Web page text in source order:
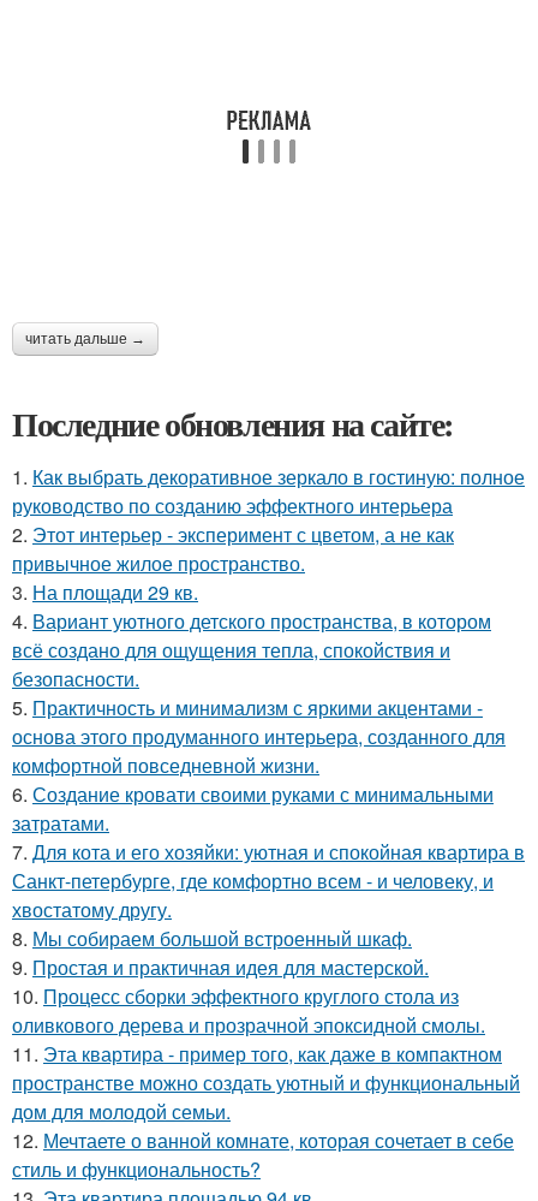
читать дальше →
Последние обновления на сайте:
1. Как выбрать декоративное зеркало в гостиную: полное
руководство по созданию эффектного интерьера
2. Этот интерьер - эксперимент с цветом, а не как
привычное жилое пространство.
3. На площади 29 кв.
4. Вариант уютного детского пространства, в котором
всё создано для ощущения тепла, спокойствия и
безопасности.
5. Практичность и минимализм с яркими акцентами -
основа этого продуманного интерьера, созданного для
комфортной повседневной жизни.
6. Создание кровати своими руками с минимальными
затратами.
7. Для кота и его хозяйки: уютная и спокойная квартира в
Санкт-петербурге, где комфортно всем - и человеку, и
хвостатому другу.
8. Мы собираем большой встроенный шкаф.
9. Простая и практичная идея для мастерской.
10. Процесс сборки эффектного круглого стола из
оливкового дерева и прозрачной эпоксидной смолы.
11. Эта квартира - пример того, как даже в компактном
пространстве можно создать уютный и функциональный
дом для молодой семьи.
12. Мечтаете о ванной комнате, которая сочетает в себе
стиль и функциональность?